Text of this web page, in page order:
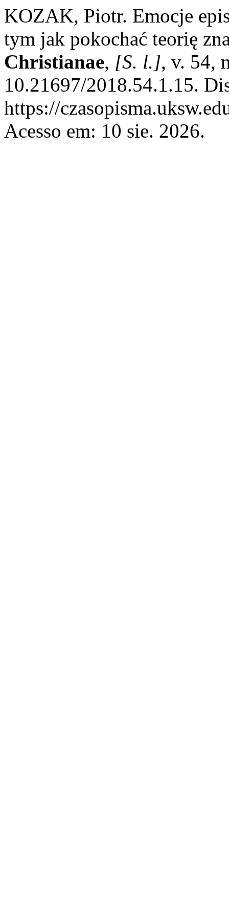
KOZAK, Piotr. Emocje
tym jak pokochać teorię
Christianae, [S. l.], v. 54,
10.21697/2018.54.1.15.
https://
Acesso em: 10 sie. 2026.